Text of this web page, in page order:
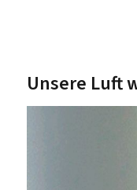
Unsere Luft